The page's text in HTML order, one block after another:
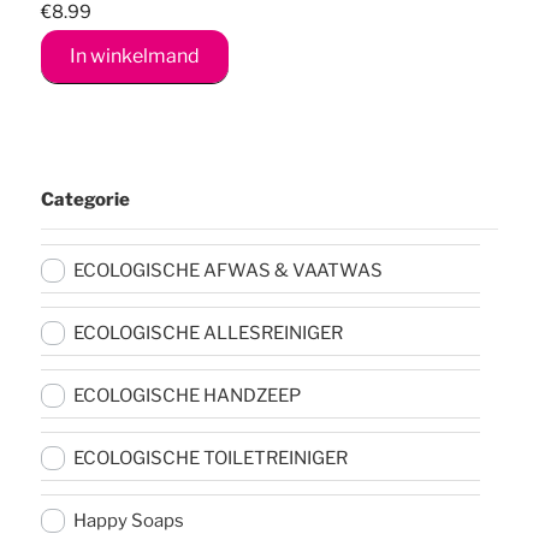
€8.99
In winkelmand
Categorie
ECOLOGISCHE AFWAS & VAATWAS
ECOLOGISCHE ALLESREINIGER
ECOLOGISCHE HANDZEEP
ECOLOGISCHE TOILETREINIGER
Happy Soaps